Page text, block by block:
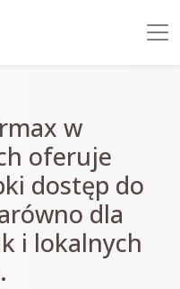
w
oferuje
dostęp do
dla
i lokalnych